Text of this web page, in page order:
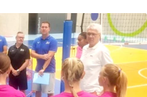
to uvedla na svém webu,
nov hráč smlouvu